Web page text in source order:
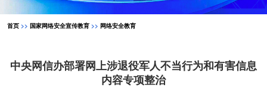
首页 >> 国家网络安全宣传教育 >> 网络安全教育
中央网信办部署网上涉退役军人不当行为和有害信息
内容专项整治